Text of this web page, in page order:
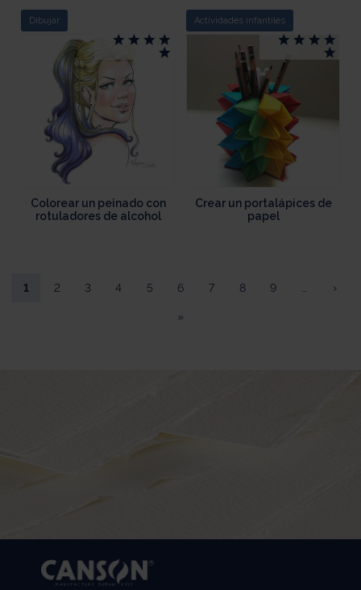
Dibujar
Colorear un peinado con
rotuladores de alcohol
Actividades infantiles
Crear un portalápices de
papel
1 2 3 4 5 6 7 8 9 ›
»